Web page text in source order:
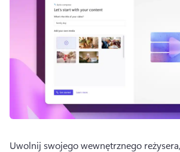
Uwolnij swojego wewnętrznego